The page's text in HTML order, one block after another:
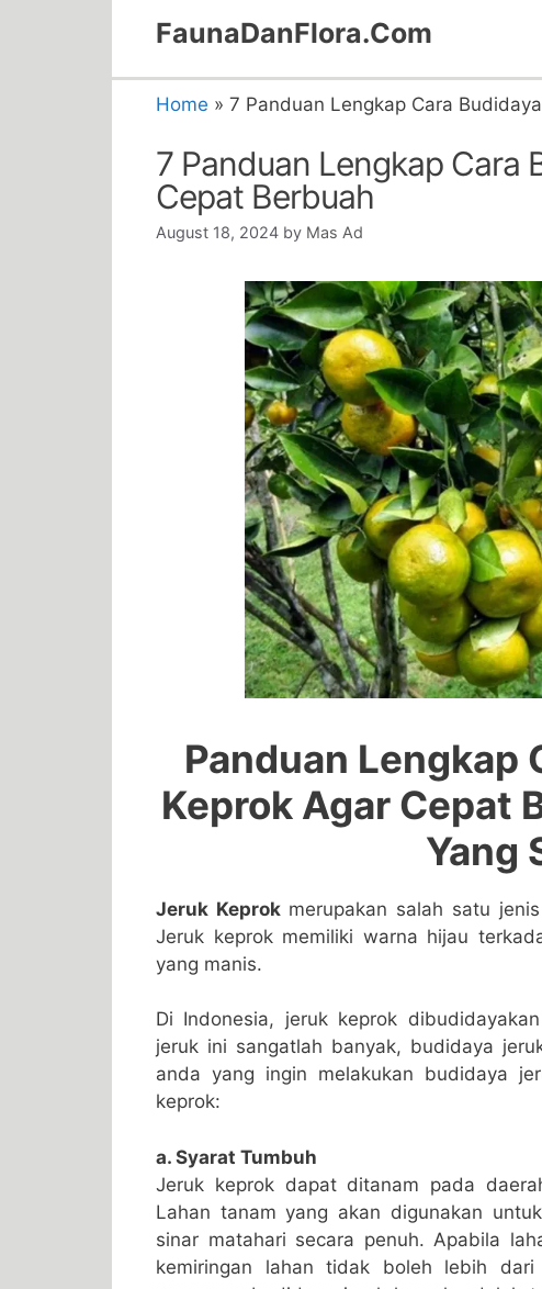
FaunaDanFlora.Com
Home » 7 Panduan Lengkap Cara
7 Panduan Lengkap Cara
Cepat Berbuah
August 18, 2024 by Mas Ad
Panduan Lengkap
Keprok Agar Cepat
Yang
Jeruk Keprokmerupakan salah satu
Jeruk keprok memiliki warna hijau
yang manis.
Di Indonesia, jeruk keprok
jeruk ini sangatlah banyak, budidaya
anda yang ingin melakukan budidaya
keprok:
a. Syarat Tumbuh
Jeruk keprok dapat ditanam pada
Lahan tanam yang akan digunakan
sinar matahari secara penuh. Apabila
kemiringan lahan tidak boleh lebih